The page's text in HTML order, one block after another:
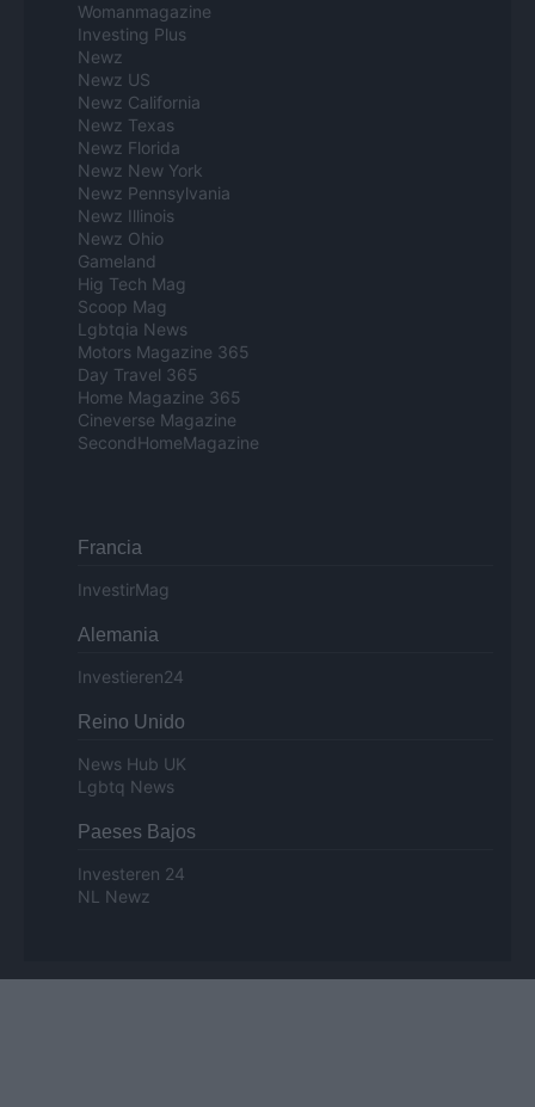
Womanmagazine
Investing Plus
Newz
Newz US
Newz California
Newz Texas
Newz Florida
Newz New York
Newz Pennsylvania
Newz Illinois
Newz Ohio
Gameland
Hig Tech Mag
Scoop Mag
Lgbtqia News
Motors Magazine 365
Day Travel 365
Home Magazine 365
Cineverse Magazine
SecondHomeMagazine
Francia
InvestirMag
Alemania
Investieren24
Reino Unido
News Hub UK
Lgbtq News
Paeses Bajos
Investeren 24
NL Newz